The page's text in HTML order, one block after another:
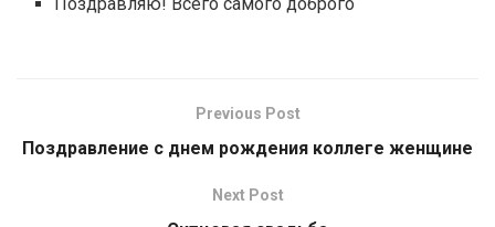
Previous Post
Поздравление с днем рождения коллеге женщине
Next Post